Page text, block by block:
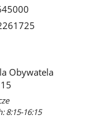
Obywatela
8:15-16:15